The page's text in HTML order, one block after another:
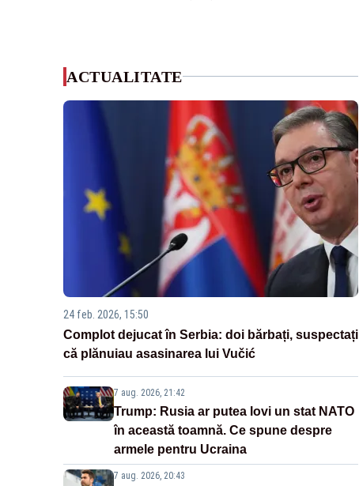
ACTUALITATE
24 feb. 2026, 15:50
Complot dejucat în Serbia: doi bărbați, suspectați
că plănuiau asasinarea lui Vučić
7 aug. 2026, 21:42
Trump: Rusia ar putea lovi un stat NATO
în această toamnă. Ce spune despre
armele pentru Ucraina
7 aug. 2026, 20:43